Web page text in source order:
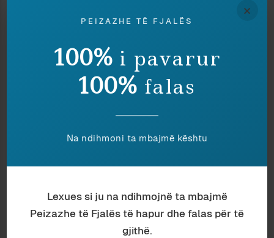
Shkrimtari, publicisti dhe studiuesi i
në eseistikë dhe fiction dhe njëherazi anëtar i
jashtëm i Akademisë së Shkencave të Shqipërisë,
është një nga themeluesit dhe botuesit e revistës
“Peizazhe të fjalës”.
TË NGJASHME
×
PEIZAZHE TË FJALËS
100% i pavarur
100% falas
Na ndihmoni ta mbajmë kështu
Lexues si ju na ndihmojnë ta mbajmë
Peizazhe të Fjalës të hapur dhe falas për të
gjithë.